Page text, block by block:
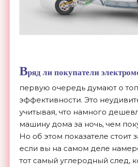
Вряд ли покупатели
первую очередь думают о
эффективности. Это
учитывая, что намного
машину дома за ночь, чем
Но об этом показателе стоит
если вы на самом деле
тот самый углеродный след,